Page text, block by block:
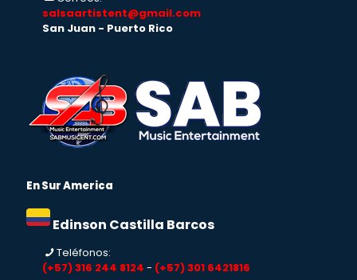
salsaartistent@gmail.com
San Juan - Puerto Rico
En Sur America
Edinson Castilla Barcos
Teléfonos:
(+57) 316 244 8124 - (+57) 301 6421816